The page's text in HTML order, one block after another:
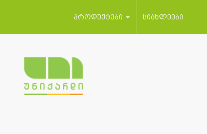
პროდუქტები სიახლეები